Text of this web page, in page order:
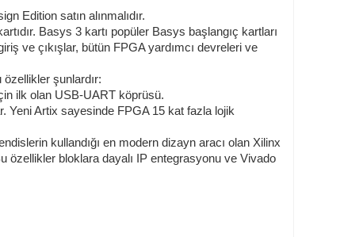
Edition satın alınmalıdır.
Basys 3 kartı popüler Basys başlangıç kartları
ve çıkışlar, bütün FPGA yardımcı devreleri ve
şunlardır:
ilk olan USB-UART köprüsü.
Yeni Artix sayesinde FPGA 15 kat fazla lojik
kullandığı en modern dizayn aracı olan Xilinx
özellikler bloklara dayalı IP entegrasyonu ve Vivado